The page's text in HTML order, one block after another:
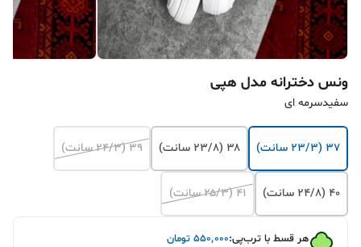
ونس دخترانه مدل هپی
سفیدسرمه ای
۳۷ (۲۳/۳ سانت) ۳۸ (۲۳/۸ سانت) ۳۹ (۲۴/۳ سانت)
۴۰ (۲۴/۸ سانت) ۴۱ (۲۵/۳ سانت)
هر قسط با ترب‌پی:۵۵۰٬۰۰۰ تومان